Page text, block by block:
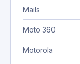
Mails
Moto 360
Motorola